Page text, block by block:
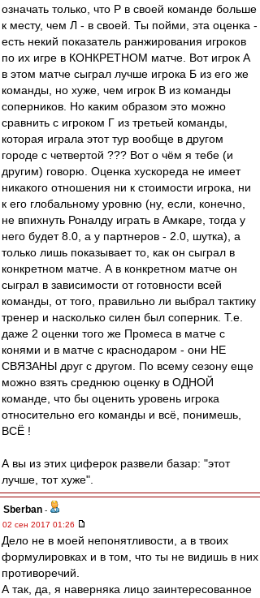
означать только, что Р в своей команде больше
к месту, чем Л - в своей. Ты пойми, эта оценка -
есть некий показатель ранжирования игроков
по их игре в КОНКРЕТНОМ матче. Вот игрок А
в этом матче сыграл лучше игрока Б из его же
команды, но хуже, чем игрок В из команды
соперников. Но каким образом это можно
сравнить с игроком Г из третьей команды,
которая играла этот тур вообще в другом
городе с четвертой ??? Вот о чём я тебе (и
другим) говорю. Оценка хускореда не имеет
никакого отношения ни к стоимости игрока, ни
к его глобальному уровню (ну, если, конечно,
не впихнуть Роналду играть в Амкаре, тогда у
него будет 8.0, а у партнеров - 2.0, шутка), а
только лишь показывает то, как он сыграл в
конкретном матче. А в конкретном матче он
сыграл в зависимости от готовности всей
команды, от того, правильно ли выбрал тактику
тренер и насколько силен был соперник. Т.е.
даже 2 оценки того же Промеса в матче с
конями и в матче с краснодаром - они НЕ
СВЯЗАНЫ друг с другом. По всему сезону еще
можно взять среднюю оценку в ОДНОЙ
команде, что бы оценить уровень игрока
относительно его команды и всё, понимешь,
ВСЁ !
А вы из этих циферок развели базар: "этот
лучше, тот хуже".
Sberban -
02 сен 2017 01:26
Дело не в моей непонятливости, а в твоих
формулировках и в том, что ты не видишь в них
противоречий.
А так, да, я наверняка лицо заинтересованное